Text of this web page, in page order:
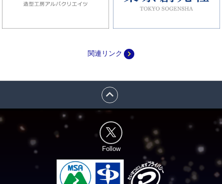
関連リンク navigate_next
expand_less
Follow